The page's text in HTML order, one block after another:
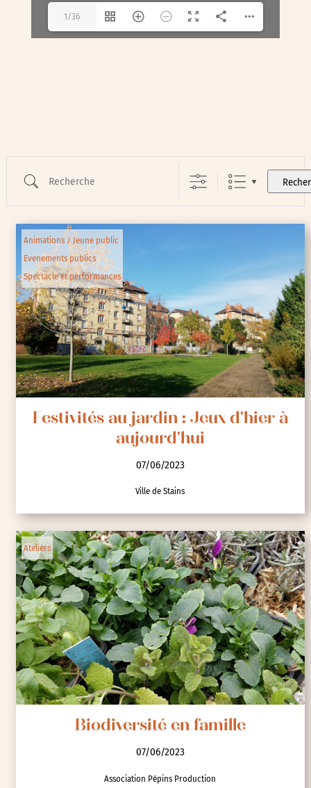
1/36
Animations / Jeune public
Evenements publics
Spectacle et performances
Festivités au jardin : Jeux d'hier à
aujourd'hui
07/06/2023
Ville de Stains
Ateliers
Biodiversité en famille
07/06/2023
Association Pépins Production